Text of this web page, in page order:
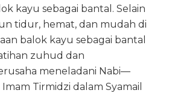
kayu sebagai bantal. Selain
tidur, hemat, dan mudah di
balok kayu sebagai bantal
zuhud dan
meneladani Nabi—
Tirmidzi dalam Syamail